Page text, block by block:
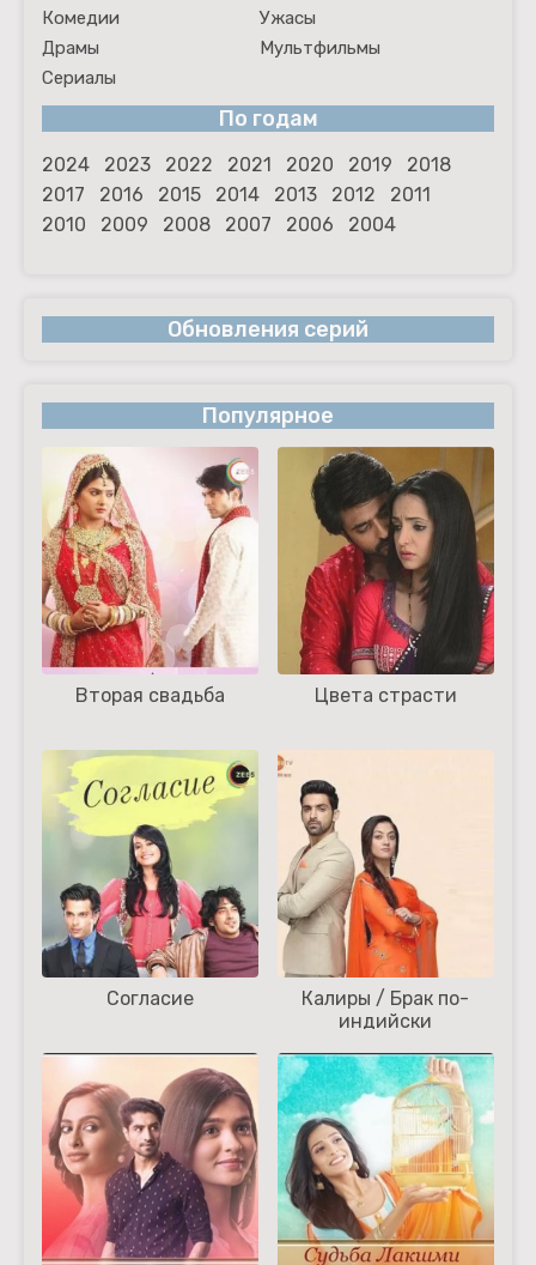
Комедии
Ужасы
Драмы
Мультфильмы
Сериалы
По годам
2024 2023 2022 2021 2020 2019
2018
2017
2016 2015 2014 2013 2012
2011
2010
2009 2008 2007 2006 2004
Обновления серий
Популярное
Вторая свадьба Цвета страсти
Согласие
Калиры / Брак по-
индийски